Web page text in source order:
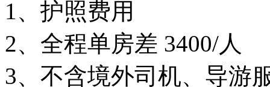
1、护照费用
2、全程单房差 3400/人
3、不含境外司机、导游